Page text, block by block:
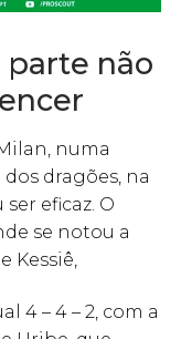
não
numa
dragões, na
eficaz. O
se notou a
Kessiê,
4 – 4 – 2, com a